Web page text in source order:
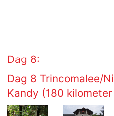
Dag 8:
Dag 8 Trincomalee/
Kandy (180